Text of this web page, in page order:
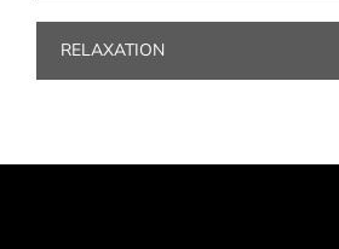
RELAXATION